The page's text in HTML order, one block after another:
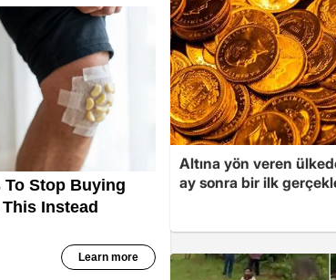
Altına yön veren
ay sonra bir ilk